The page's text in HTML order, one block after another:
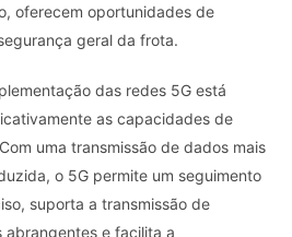
oferecem oportunidades de
geral da frota.
das redes 5G está
as capacidades de
uma transmissão de dados mais
o 5G permite um seguimento
suporta a transmissão de
abrangentes e facilita a